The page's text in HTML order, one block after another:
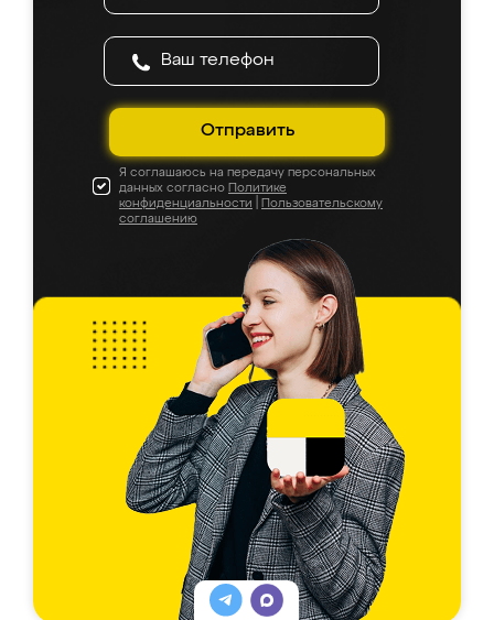
Отправить
Я соглашаюсь на передачу персональных
данных согласно Политике
конфиденциальности
Пользовательскому
соглашению